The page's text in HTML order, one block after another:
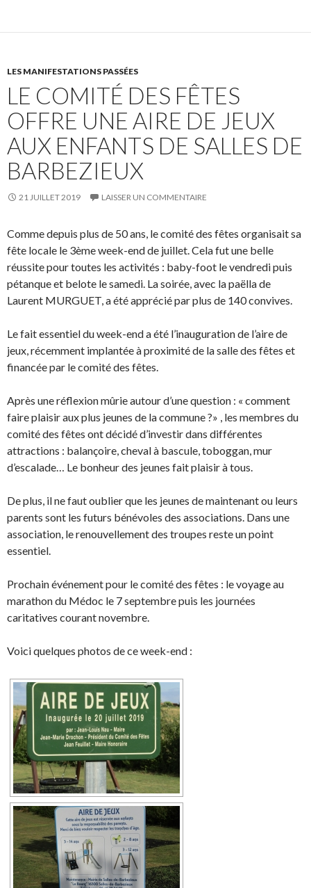
LES MANIFESTATIONS PASSÉES
LE COMITÉ DES FÊTES
OFFRE UNE AIRE DE JEUX
AUX ENFANTS DE SALLES DE
BARBEZIEUX
21 JUILLET 2019 LAISSER UN COMMENTAIRE
Comme depuis plus de 50 ans, le comité des fêtes organisait sa
fête locale le 3ème week-end de juillet. Cela fut une belle
réussite pour toutes les activités : baby-foot le vendredi puis
pétanque et belote le samedi. La soirée, avec la paëlla de
Laurent MURGUET, a été apprécié par plus de 140 convives.
Le fait essentiel du week-end a été l’inauguration de l’aire de
jeux, récemment implantée à proximité de la salle des fêtes et
financée par le comité des fêtes.
Après une réflexion mûrie autour d’une question : « comment
faire plaisir aux plus jeunes de la commune ?» , les membres du
comité des fêtes ont décidé d’investir dans différentes
attractions : balançoire, cheval à bascule, toboggan, mur
d’escalade… Le bonheur des jeunes fait plaisir à tous.
De plus, il ne faut oublier que les jeunes de maintenant ou leurs
parents sont les futurs bénévoles des associations. Dans une
association, le renouvellement des troupes reste un point
essentiel.
Prochain événement pour le comité des fêtes : le voyage au
marathon du Médoc le 7 septembre puis les journées
caritatives courant novembre.
Voici quelques photos de ce week-end :